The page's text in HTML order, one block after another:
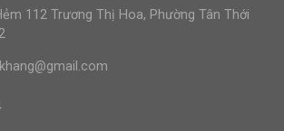
112 Trương Thị Hoa, Phường Tân Thới